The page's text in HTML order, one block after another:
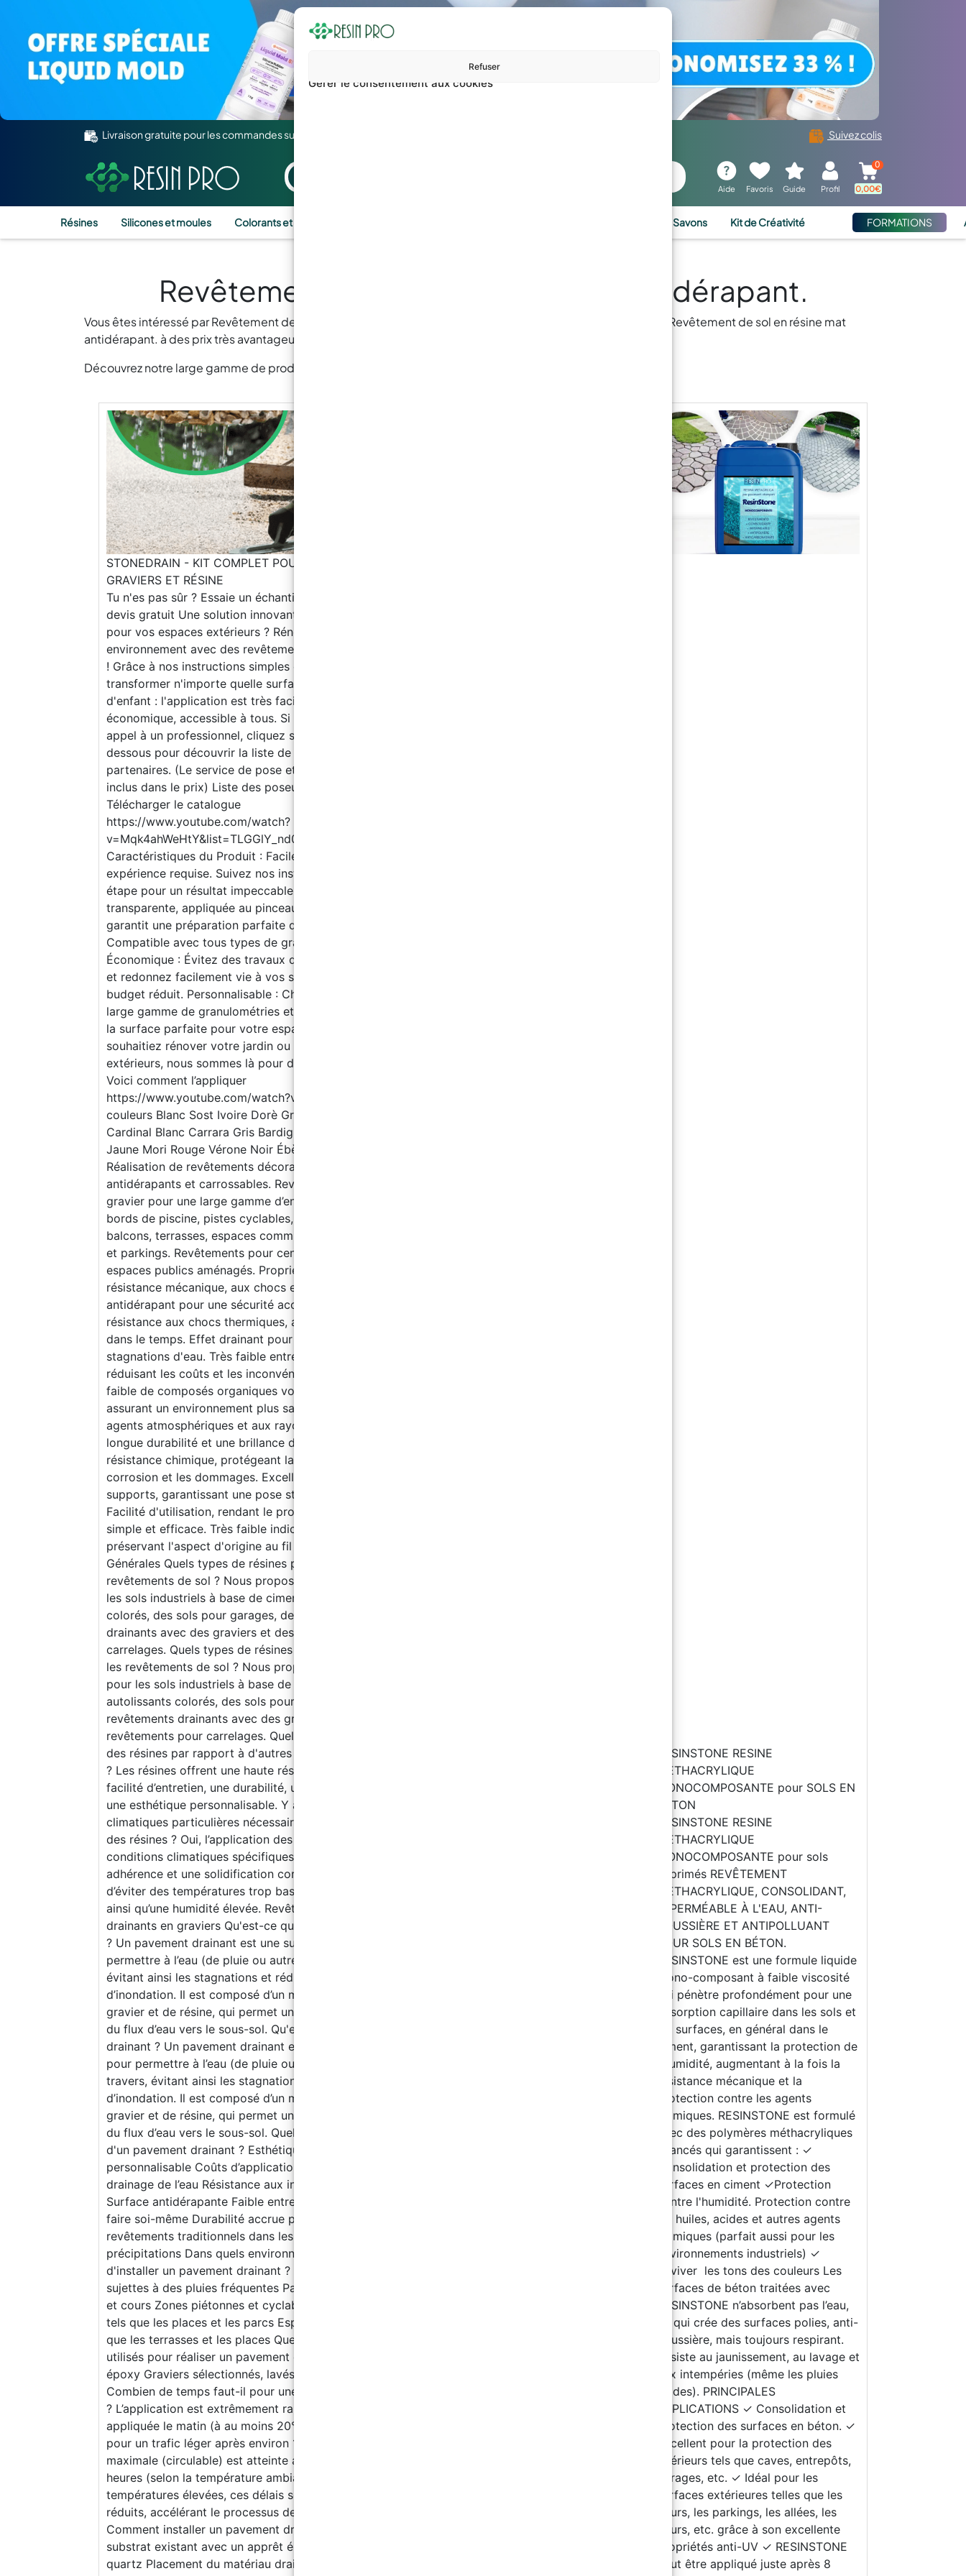
Gérer le consentement aux cookies
Refuser
Livraison gratuite pour les commandes supérieures à 99 € Suivez colis
Aide Favoris Guide Profil
0
0,00€
Résines Silicones et moules Colorants et Pigments Bougies et Savons Kit de Créativité FORMATIONS
Revêtement De Sol En Résine Mat Antidérapant.
Vous êtes intéressé par Revêtement de sol en résine mat antidérapant. ? Sur RESIN PRO, vous pouvez trouver Revêtement de sol en résine mat
antidérapant. à des prix très avantageux.
Découvrez notre large gamme de produits pour vos besoins créatifs et professionnels :
STONEDRAIN - KIT COMPLET POUR SOL DRAINANT EN
GRAVIERS ET RÉSINE
Tu n'es pas sûr ? Essaie un échantillon Demandez un devis gratuit Une solution innovante, facile et durable pour vos espaces extérieurs ? Rénovez votre environnement avec des revêtements en gravier et résine ! Grâce à nos instructions simples et détaillées, transformer n'importe quelle surface devient un jeu d'enfant : l'application est très facile et – surtout – économique, accessible à tous. Si vous préférez faire appel à un professionnel, cliquez sur le bouton ci-dessous pour découvrir la liste de nos applicateurs partenaires. (Le service de pose et de transport n’est pas inclus dans le prix) Liste des poseurs disponible Télécharger le catalogue https://www.youtube.com/watch?v=Mqk4ahWeHtY&list=TLGGlY_nd0vgkooxNTA1MjAyNQ&t Caractéristiques du Produit : Facile à appliquer : Aucune expérience requise. Suivez nos instructions étape par étape pour un résultat impeccable. Notre résine transparente, appliquée au pinceau ou au rouleau, garantit une préparation parfaite du support. Pratique : Compatible avec tous types de graviers lavés et séchés. Économique : Évitez des travaux de rénovation coûteux et redonnez facilement vie à vos surfaces avec un budget réduit. Personnalisable : Choisissez parmi une large gamme de granulométries et de couleurs pour créer la surface parfaite pour votre espace. Que vous souhaitiez rénover votre jardin ou aménager vos extérieurs, nous sommes là pour donner vie à vos envies ! Voici comment l’appliquer https://www.youtube.com/watch?v=pKtWpD5FSAg Nos couleurs Blanc Sost Ivoire Dorè Gris Flanel Tolosa Rouge Cardinal Blanc Carrara Gris Bardiglio Gris Occhialino Jaune Mori Rouge Vérone Noir Ébène Applications Réalisation de revêtements décoratifs continus, drainants, antidérapants et carrossables. Revêtements à effet gravier pour une large gamme d’environnements urbains : bords de piscine, pistes cyclables, allées, ruelles, places, balcons, terrasses, espaces communs résidentiels, cours et parkings. Revêtements pour centres commerciaux et espaces publics aménagés. Propriétés principales: Haute résistance mécanique, aux chocs et à l'usure Effet antidérapant pour une sécurité accrue Excellente résistance aux chocs thermiques, assurant une durabilité dans le temps. Effet drainant pour prévenir les stagnations d'eau. Très faible entretien dans le temps, réduisant les coûts et les inconvénients. Émission très faible de composés organiques volatils (VOC FREE), assurant un environnement plus sain. Résistant aux agents atmosphériques et aux rayons UV, pour une longue durabilité et une brillance des couleurs. Excellente résistance chimique, protégeant la surface contre la corrosion et les dommages. Excellente adhérence aux supports, garantissant une pose stable et sécurisée. Facilité d'utilisation, rendant le processus d'installation simple et efficace. Très faible indice de jaunissement, préservant l'aspect d'origine au fil du temps. FAQ Générales Quels types de résines proposez-vous pour les revêtements de sol ? Nous proposons des résines pour les sols industriels à base de ciment, des sols autolissants colorés, des sols pour garages, des revêtements drainants avec des graviers et des revêtements pour carrelages. Quels types de résines proposez-vous pour les revêtements de sol ? Nous proposons des résines pour les sols industriels à base de ciment, des sols autolissants colorés, des sols pour garages, des revêtements drainants avec des graviers et des revêtements pour carrelages. Quels sont les avantages des résines par rapport à d'autres matériaux pour les sols ? Les résines offrent une haute résistance à l’usure, une facilité d’entretien, une durabilité, une imperméabilité et une esthétique personnalisable. Y a-t-il des conditions climatiques particulières nécessaires pour l'application des résines ? Oui, l’application des résines nécessite des conditions climatiques spécifiques pour assurer une adhérence et une solidification correctes. Il est préférable d’éviter des températures trop basses ou trop élevées ainsi qu’une humidité élevée. Revêtements de sol drainants en graviers Qu'est-ce qu'un pavement drainant ? Un pavement drainant est une surface conçue pour permettre à l’eau (de pluie ou autre) de passer à travers, évitant ainsi les stagnations et réduisant le risque d’inondation. Il est composé d’un mélange spécial de gravier et de résine, qui permet une dispersion optimale du flux d’eau vers le sous-sol. Qu'est-ce qu'un pavement drainant ? Un pavement drainant est une surface conçue pour permettre à l’eau (de pluie ou autre) de passer à travers, évitant ainsi les stagnations et réduisant le risque d’inondation. Il est composé d’un mélange spécial de gravier et de résine, qui permet une dispersion optimale du flux d’eau vers le sous-sol. Quels sont les avantages d'un pavement drainant ? Esthétique agréable et personnalisable Coûts d’application très bas Excellent drainage de l’eau Résistance aux intempéries et au gel Surface antidérapante Faible entretien Possibilité de le faire soi-même Durabilité accrue par rapport aux revêtements traditionnels dans les zones à fortes précipitations Dans quels environnements est-il conseillé d'installer un pavement drainant ? Zones extérieures sujettes à des pluies fréquentes Parkings et allées Jardins et cours Zones piétonnes et cyclables Espaces publics tels que les places et les parcs Espaces communs tels que les terrasses et les places Quels matériaux sont utilisés pour réaliser un pavement drainant ? Apprêt époxy Graviers sélectionnés, lavés et séchés Liant époxy Combien de temps faut-il pour une application complète ? L’application est extrêmement rapide : si elle est appliquée le matin (à au moins 20°C), elle sera praticable pour un trafic léger après environ 12 heures. La dureté maximale (circulable) est atteinte après environ 36-48 heures (selon la température ambiante). À des températures élevées, ces délais sont considérablement réduits, accélérant le processus de durcissement. Comment installer un pavement drainant ? Préparation du substrat existant avec un apprêt époxy et du sable de quartz Placement du matériau drainant (mélange de gravier et de résine) Compactage et nivellement du pavement Scellement ou traitement de surface, si nécessaire Quel est l'entretien nécessaire pour un pavement drainant ? Le pavement drainant est très résistant et ne nécessite pas de soins particuliers différents de tout autre pavement extérieur. Quelle est la durée de vie d'un pavement drainant ? La durée de vie dépend de plusieurs facteurs, mais en général, le pavement peut durer des décennies avec un entretien approprié. Les pavements drainants sont-ils écologiques ? Oui, ils aident à gérer l’eau de pluie de manière plus durable, réduisent le risque d’inondation et peuvent contribuer à la recharge des nappes phréatiques. Quels sont les coûts associés à l'installation d'un pavement drainant ? Les coûts sont généralement très bas et varient en fonction des mètres carrés sélectionnés et des conditions du site. Le prix du cycle ResinPro commence à 19,90 €/m². Contactez notre support technique pour un devis personnalisé. Les pavements drainants sont-ils adaptés aux climats froids ? Oui, mais il est important que l’installation soit effectuée correctement. Puis-je installer le pavement drainant moi-même ? Certainement, l’application est simple et rapide, ne nécessitant pas de compétences spécifiques. Pour les grandes surfaces, il est recommandé d’utiliser une bétonnière pour faciliter le mélange entre le gravier et la résine. Un service d'installation est-il prévu ? Actuellement, non, ResinPro vend uniquement le matériel qui sera livré à votre domicile. Vous pouvez contacter une entreprise de construction de confiance et la mettre en relation avec nous pour une assistance technique Les pavements drainants sont-ils adaptés aux zones à fort trafic ? Oui, les pavements drainants en gravier et résine sont durables et adaptés aux zones piétonnes, allées et parkings, à condition d’utiliser des matériaux et des techniques d’installation appropriés. Est-il possible de l'appliquer sur de la terre battue ? Oui, c’est possible. Pour un trafic léger, une couche de 1.5 cm est suffisante. Pour les véhicules lourds, une base en ciment d’au moins 7-8 cm ou l’application d’une grille de protection avec un mélange plus épais est recommandée. Vous avez des doutes ? Demandez-nous comment faire ! Quelle est la meilleure période pour appliquer le pavement drainant? La résine catalyse dans diverses conditions. La température minimale recommandée est de 10°C. Par temps chaud, les temps de catalyse sont réduits. Combien de temps faut-il pour l'application ? Votre application sera prête en moins de 24 heures. Une personne sans expérience peut appliquer environ 5 m² par heure, y compris la préparation. Plus il y a d’applicateurs impliqués, plus les temps de traitement sont courts. Que se passe-t-il si le pavement se casse ? En cas de fissures, il suffit d’appliquer une nouvelle couche de résine ou un nouveau mélange pour que le pavement redevienne comme neuf. À quoi dois-je faire attention pendant l'application ? Dosage correct de la résine Surfaces sèches, car l’humidité et les surfaces mouillées sont les ennemies de la résine. Puis-je utiliser du gravier ou des pierres que j'ai à la maison ? Oui, mais ils doivent être lavés et séchés pour éviter les problèmes de durcissement de la résine et les défauts esthétiques. Que vais-je recevoir à la maison après avoir passé une commande ? En fonction de la quantité commandée, vous recevrez une palette ou une petite palette avec tout le matériel prêt à l’emploi. J'ai peur de ne pas savoir comment appliquer le pavement, que puis-je faire ? Ne vous inquiétez pas, ResinPro offre une assistance téléphonique et vidéo. L’application est simple, vous n’aurez qu’à bien mélanger la résine et les graviers. Contacts Comment puis-je vous contacter pour plus d'informations ? Vous pouvez nous contacter par e-mail, téléphone ou WhatsApp. Tous les détail
RESINSTONE RESINE
METHACRYLIQUE
MONOCOMPOSANTE pour SOLS EN
BÉTON
RESINSTONE RESINE
METHACRYLIQUE
MONOCOMPOSANTE pour sols
imprimés REVÊTEMENT
MÉTHACRYLIQUE, CONSOLIDANT,
IMPERMÉABLE À L'EAU, ANTI-
POUSSIÈRE ET ANTIPOLLUANT
POUR SOLS EN BÉTON.
RESINSTONE est une formule liquide
mono-composant à faible viscosité
qui pénètre profondément pour une
absorption capillaire dans les sols et
les surfaces, en général dans le
ciment, garantissant la protection de
l'humidité, augmentant à la fois la
résistance mécanique et la
protection contre les agents
chimiques. RESINSTONE est formulé
avec des polymères méthacryliques
avancés qui garantissent : ✓
Consolidation et protection des
surfaces en ciment ✓Protection
contre l'humidité. Protection contre
les huiles, acides et autres agents
chimiques (parfait aussi pour les
environnements industriels) ✓
Raviver les tons des couleurs Les
surfaces de béton traitées avec
RESINSTONE n’absorbent pas l’eau,
ce qui crée des surfaces polies, anti-
poussière, mais toujours respirant.
Résiste au jaunissement, au lavage et
aux intempéries (même les pluies
acides). PRINCIPALES
APPLICATIONS ✓ Consolidation et
protection des surfaces en béton. ✓
Excellent pour la protection des
intérieurs tels que caves, entrepôts,
garages, etc. ✓ Idéal pour les
surfaces extérieures telles que les
cours, les parkings, les allées, les
cours, etc. grâce à son excellente
propriétés anti-UV ✓ RESINSTONE
peut être appliqué juste après 8